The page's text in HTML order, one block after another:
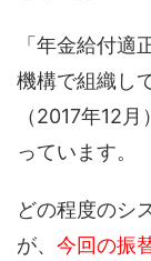
「年金給付適
機構で組織し
（2017年12
っています。
どの程度のシ
が、 今回の振